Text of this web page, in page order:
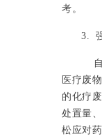
考。
3.
医疗废
的化疗
处置量
松应对